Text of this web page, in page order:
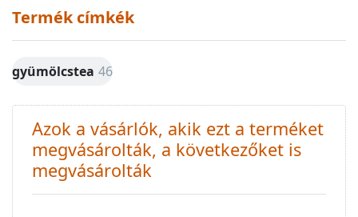
Termék címkék
gyümölcstea 46
Azok a vásárlók, akik ezt a terméket
megvásárolták, a következőket is
megvásárolták